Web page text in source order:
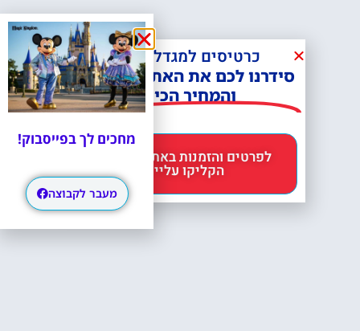
כרטיסים למגדל אייפל?
סידרנו לכם את האתר הכי אמין -
והמחיר הכי זול!
הקליקו עליי 😊
מחכים לך בפייסבוק!
מעבר לקבוצה